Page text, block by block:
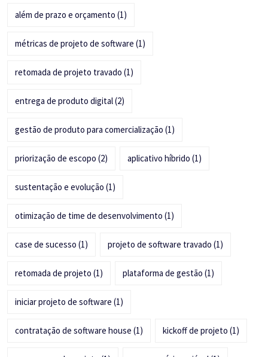
além de prazo e orçamento (1)
métricas de projeto de software (1)
retomada de projeto travado (1)
entrega de produto digital(2)
gestão de produto para comercialização (1)
priorização de escopo (2) aplicativo híbrido (1)
sustentação e evolução (1)
otimização de time de desenvolvimento (1)
case de sucesso (1) projeto de software travado (1)
retomada de projeto (1) plataforma de gestão (1)
iniciar projeto de software (1)
contratação de software house (1) kickoff de projeto (1)